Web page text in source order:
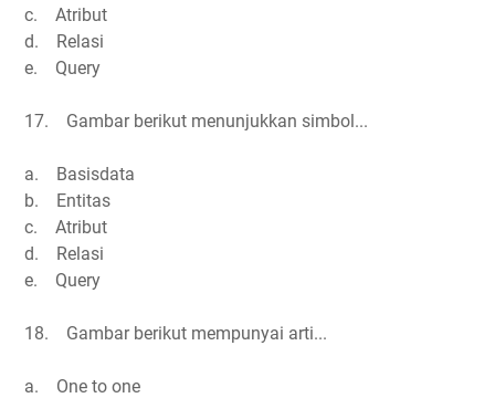
c. Atribut
d. Relasi
e. Query
17. Gambar berikut menunjukkan simbol...
a. Basisdata
b. Entitas
c. Atribut
d. Relasi
e. Query
18. Gambar berikut mempunyai arti...
a. One to one